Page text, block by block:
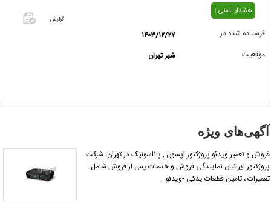
هشدار ایمنی ›
گزارش
گزارش
دهید.
فرستاده شده در
۱۴۰۳/۱۲/۲۷
موقعیت
شهر تهران
آگهی‌های ویژه
فروش و تعمیر ویدئو پروژکتور اپسون , پاناسونیک در تهران، شرکت
پروژکتور ایرانیان نمایندگی فروش و خدمات پس از فروش شامل :
تعمیرات ، تامین قطعات یدکی -ویدئو…